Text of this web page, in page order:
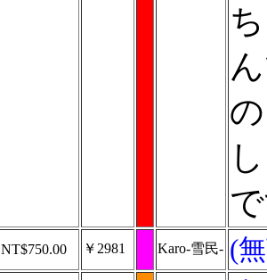
NT$750.00 ￥2981 Karo-雪民- (